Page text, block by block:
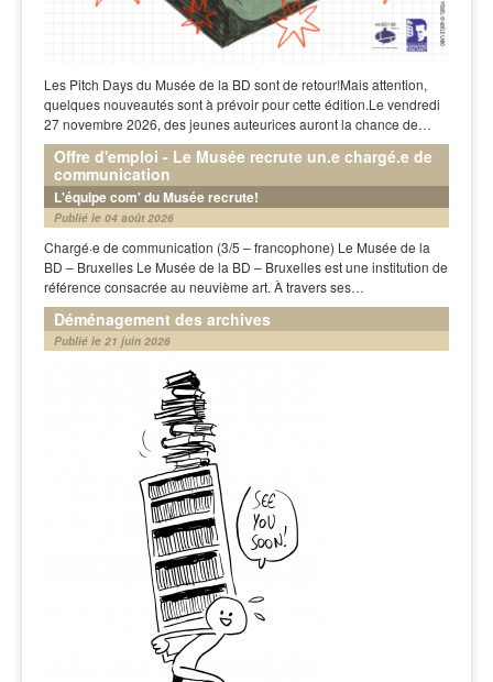
Les Pitch Days du Musée de la BD sont de retour!Mais attention,
quelques nouveautés sont à prévoir pour cette édition.Le vendredi
27 novembre 2026, des jeunes auteurices auront la chance de…
Offre d'emploi - Le Musée recrute un.e chargé.e de
communication
L'équipe com' du Musée recrute!
Publié le 04 août 2026
Chargé·e de communication (3/5 – francophone) Le Musée de la
BD – Bruxelles Le Musée de la BD – Bruxelles est une institution de
référence consacrée au neuvième art. À travers ses…
Déménagement des archives
Publié le 21 juin 2026